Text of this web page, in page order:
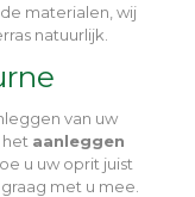
materialen, wij
natuurlijk.
van uw
het aanleggen
u uw oprit juist
met u mee.